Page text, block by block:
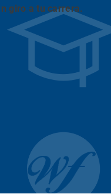
giro a tu carrera.